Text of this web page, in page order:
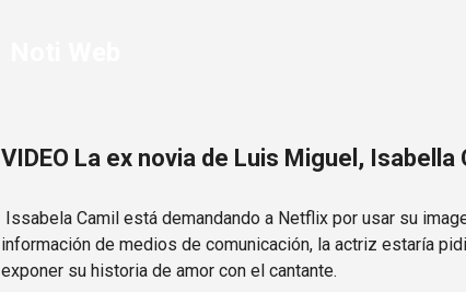
VIDEO La ex novia de Luis Miguel,
Issabela Camil está demandando a Netflix por usar su
información de medios de comunicación, la actriz estaría
exponer su historia de amor con el cantante.